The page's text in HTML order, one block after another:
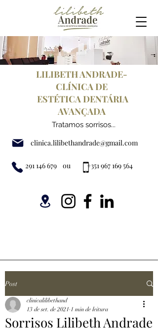
LILIBETH ANDRADE-
CLÍNICA DE
ESTÉTICADENTÁRIA
AVANÇADA
Tratamos sorrisos...
clinica.lilibethandrade@gmail.com
291 146 679 ou+351 967 169 564
Post
Sorrisos Lilibeth Andrade
clinicalilibethand
13 de set. de 2021 1 min de leitura